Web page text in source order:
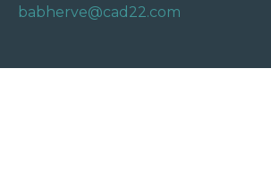
babherve@cad22.com